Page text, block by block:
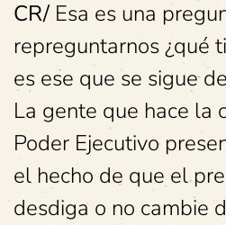
CR/Esa es una
repreguntarnos ¿qué
es ese que se sigue
La gente que hace la
Poder Ejecutivo
el hecho de que el
desdiga o no cambie